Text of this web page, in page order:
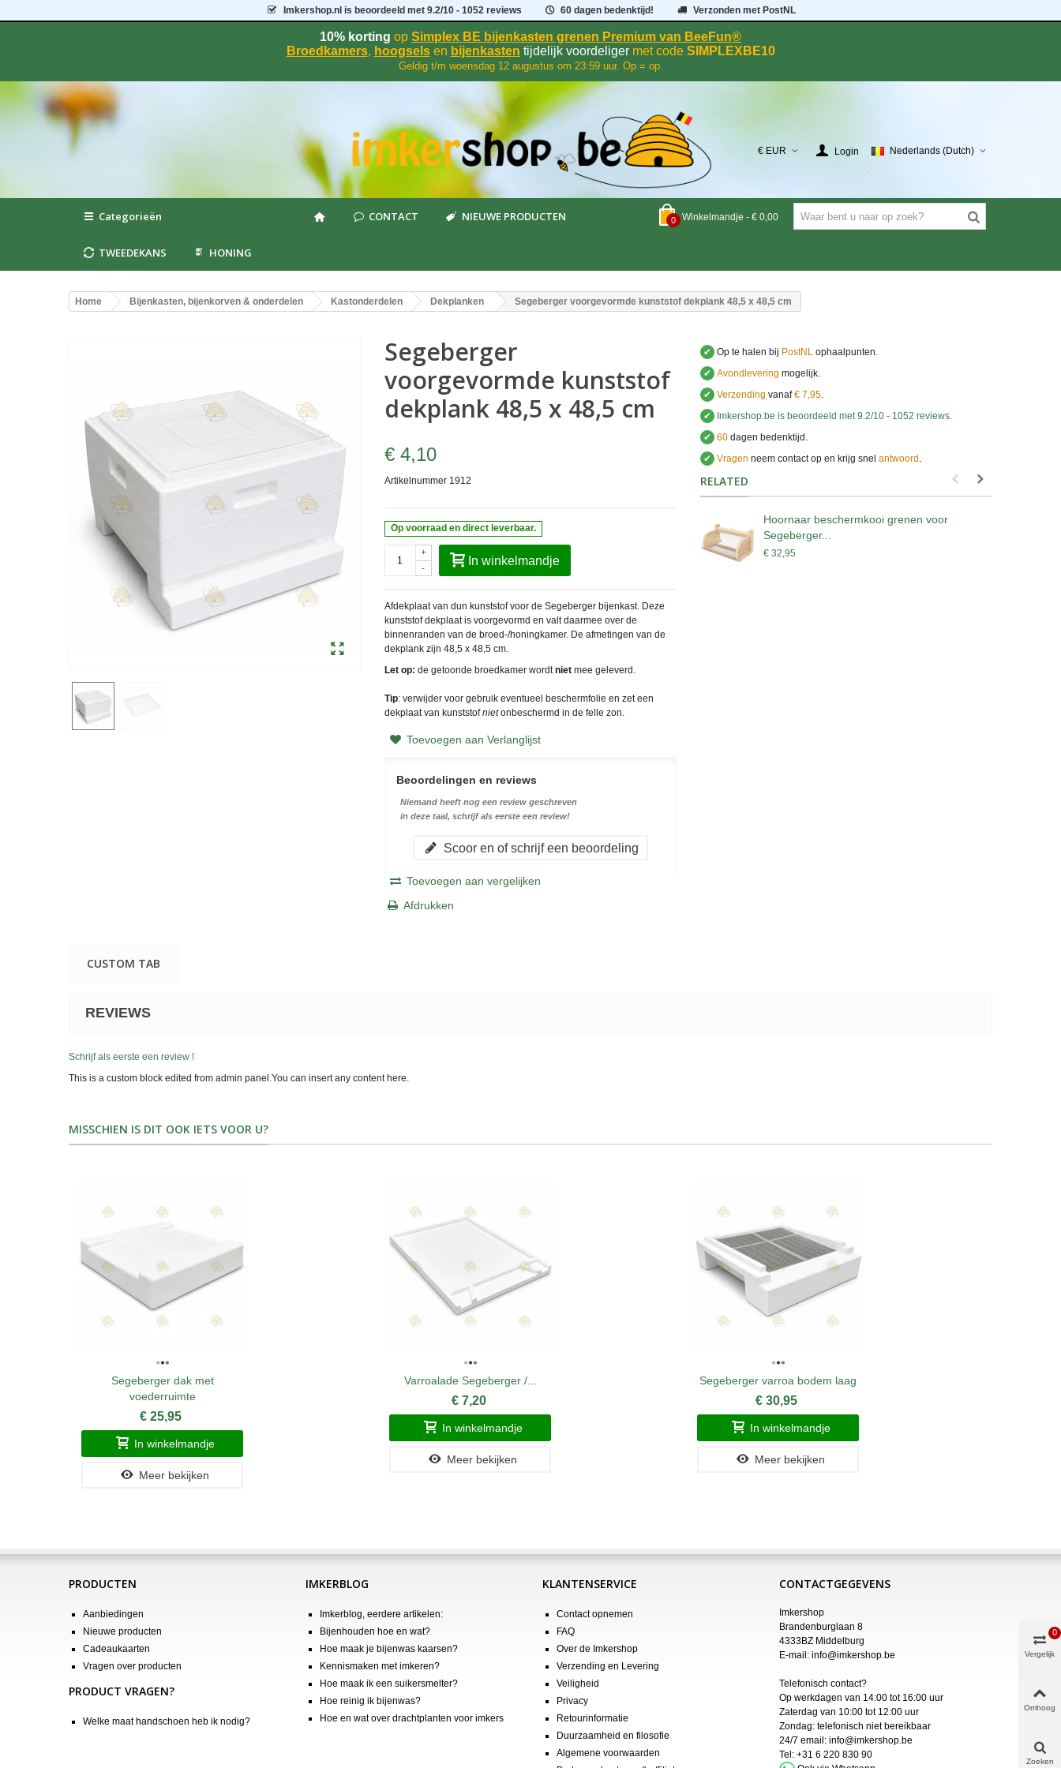
Imkershop.nl is beoordeeld met 9.2/10 - 1052 reviews 60 dagen bedenktijd! Verzonden met PostNL
10% korting op Simplex BE bijenkasten grenen Premium van BeeFun®
Broedkamers, hoogselsen bijenkasten tijdelijk voordeligermet codeSIMPLEXBE10
Geldig t/m woensdag 12 augustus om 23:59 uur. Op = op.
€ EUR Login Nederlands (Dutch)
0 Winkelmandje - € 0,00
Categorieën CONTACT NIEUWE PRODUCTEN
TWEEDEKANS HONING
Home Bijenkasten, bijenkorven & onderdelen Kastonderdelen Dekplanken Segeberger voorgevormde kunststof dekplank 48,5 x 48,5 cm
Segeberger
voorgevormde kunststof
dekplank 48,5 x 48,5 cm
€ 4,10
Artikelnummer 1912
Op voorraad en direct leverbaar.
-
+
In winkelmandje
Afdekplaat van dun kunststof voor de Segeberger bijenkast. Deze
kunststof dekplaat is voorgevormd en valt daarmee over de
binnenranden van de broed-/honingkamer. De afmetingen van de
dekplank zijn 48,5 x 48,5 cm.
Let op: de getoonde broedkamer wordtniet mee geleverd.
Tip: verwijder voor gebruik eventueel beschermfolie en zet een
dekplaat van kunststofnietonbeschermd in de felle zon.
Toevoegen aan Verlanglijst
Beoordelingen en reviews
Niemand heeft nog een review geschreven
in deze taal, schrijf als eerste een review!
Scoor en of schrijf een beoordeling
Toevoegen aan vergelijken
Afdrukken
✔ Op te halen bij PostNLophaalpunten.
✔ Avondlevering mogelijk.
✔ Verzending vanaf€ 7,95.
✔
Imkershop.be is beoordeeld met9.2/10 -1052 reviews.
✔ 60dagen bedenktijd.
✔ Vragen neem contact op en krijg snel antwoord ..
RELATED
Hoornaar beschermkooi grenen voor
Segeberger...
€ 32,95
CUSTOM TAB
REVIEWS
Schrijf als eerste een review !
This is a custom block edited from admin panel.You can insert any content here.
MISSCHIEN IS DIT OOK IETS VOOR U?
Segeberger dak met
voederruimte
€ 25,95
In winkelmandje
Meer bekijken
Varroalade Segeberger /...
€ 7,20
In winkelmandje
Meer bekijken
Segeberger varroa bodem laag
€ 30,95
In winkelmandje
Meer bekijken
PRODUCTEN
Aanbiedingen
Nieuwe producten
Cadeaukaarten
Vragen over producten
PRODUCT VRAGEN?
Welke maat handschoen heb ik nodig?
IMKERBLOG
Imkerblog, eerdere artikelen:
Bijenhouden hoe en wat?
Hoe maak je bijenwas kaarsen?
Kennismaken met imkeren?
Hoe maak ik een suikersmelter?
Hoe reinig ik bijenwas?
Hoe en wat over drachtplanten voor imkers
KLANTENSERVICE
Contact opnemen
FAQ
Over de Imkershop
Verzending en Levering
Veiligheid
Privacy
Retourinformatie
Duurzaamheid en filosofie
Algemene voorwaarden
CONTACTGEGEVENS
Imkershop
Brandenburglaan 8
4333BZ Middelburg
E-mail: info@imkershop.be
Telefonisch contact?
Op werkdagen van 14:00 tot 16:00 uur
Zaterdag van 10:00 tot 12:00 uur
Zondag: telefonisch niet bereikbaar
24/7 email: info@imkershop.be
Tel: +31 6 220 830 90
Vergelijk
0
Omhoog
Zoeken